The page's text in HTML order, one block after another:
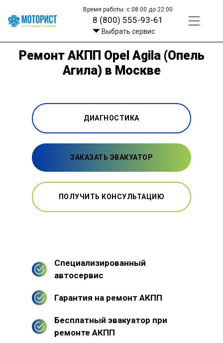
Время работы: с 08:00 до 22:00
8 (800) 555-93-61
Выбрать сервис
Ремонт АКПП Opel Agila (Опель
Агила) в Москве
ДИАГНОСТИКА
ЗАКАЗАТЬ ЭВАКУАТОР
ПОЛУЧИТЬ КОНСУЛЬТАЦИЮ
Специализированный
автосервис
Гарантия на ремонт АКПП
Бесплатный эвакуатор при
ремонте АКПП